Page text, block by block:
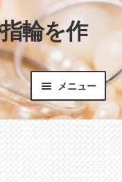
輪を作
メニュー